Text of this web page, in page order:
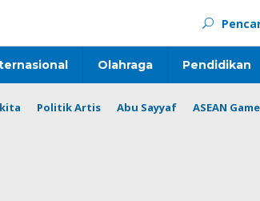
Olahraga Pendidikan
Politik Artis Abu Sayyaf ASEAN